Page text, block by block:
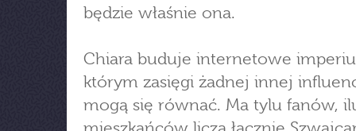
będzie właśnie ona.
Chiara buduje internetowe
którym zasięgi żadnej innej
mogą się równać. Ma tylu fanów,